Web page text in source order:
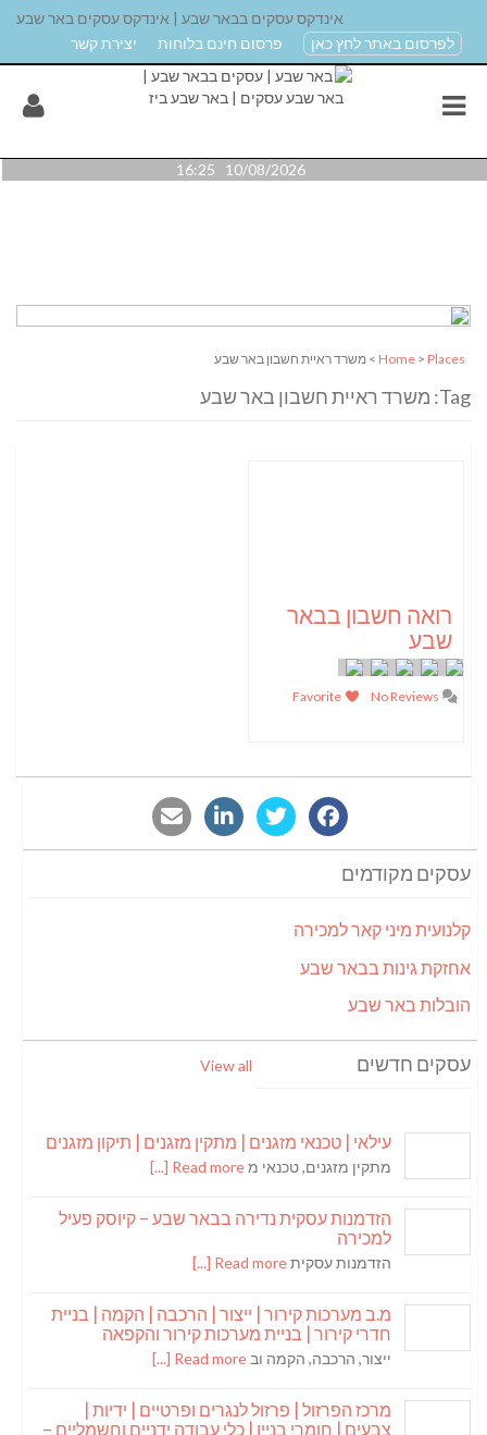
אינדקס עסקים בבאר שבע | אינדקס עסקים באר שבע
לפרסום באתר לחץ כאן
פרסום חינם בלוחות יצירת קשר
10/08/2026 16:25
Home > Places > משרד ראיית חשבון באר שבע
Tag: משרד ראיית חשבון באר שבע
רואה חשבון בבאר
שבע
עסקים מקודמים
קלנועית מיני קאר למכירה
אחזקת גינות בבאר שבע
הובלות באר שבע
עסקים חדשים View all
עילאי | טכנאי מזגנים | מתקין מזגנים | תיקון מזגנים
מתקין מזגנים, טכנאי מRead more [...]
הזדמנות עסקית נדירה בבאר שבע – קיוסק פעיל
למכירה
הזדמנות עסקיתRead more [...]
מ.ב מערכות קירור | ייצור | הרכבה | הקמה | בניית
חדרי קירור | בניית מערכות קירור והקפאה
ייצור, הרכבה, הקמה וב Read more [...]
מרכז הפרזול | פרזול לנגרים ופרטיים | ידיות |
צבעים | חומרי בניין | כלי עבודה ידניים וחשמליים –